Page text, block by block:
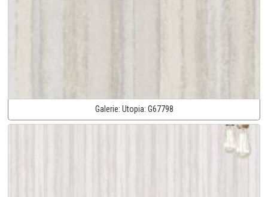
Galerie: Utopia: G67798